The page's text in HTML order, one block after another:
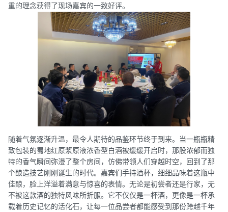
重的理念获得了现场嘉宾的一致好评。
随着气氛逐渐升温，最令人期待的品鉴环节终于到来。当一瓶瓶精
致包装的蜀地红原浆原液浓香型白酒被缓缓开启时，那股浓郁而独
特的香气瞬间弥漫了整个房间，仿佛带领人们穿越时空，回到了那
个酿造技艺刚刚诞生的时代。嘉宾们手持酒杯，细细品味着这瓶中
佳酿，脸上洋溢着满意与惊喜的表情。无论是初尝者还是行家，无
不被这款酒的独特风味所折服。它不仅仅是一杯酒，更像是一杯承
载着历史记忆的活化石，让每一位品尝者都能感受到那份跨越千年